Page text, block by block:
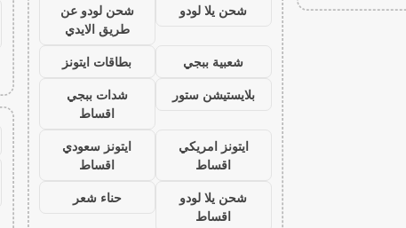
شحن يلا لودو
شحن لودو عن
طريق الايدي
شعبية ببجي
بطاقات ايتونز
بلايستيشن ستور
شدات ببجي
اقساط
ايتونز امريكي
اقساط
ايتونز سعودي
اقساط
شحن يلا لودو
اقساط
حناء شعر